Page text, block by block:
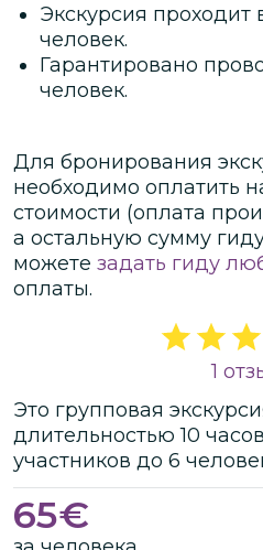
Экскурсия
человек.
Гарантировано
человек.
Для бронирования
необходимо оплатить
стоимости (оплата
а остальную сумму
можете задать гиду
оплаты.
1
Это групповая
длительностью10 часов
участников до 6
65€